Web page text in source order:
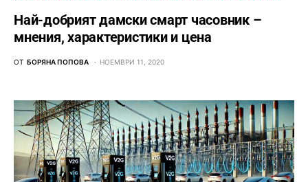
Най-добрият дамски смарт часовник –
мнения, характеристики и цена
ОТ БОРЯНА ПОПОВА НОЕМВРИ 11, 2020